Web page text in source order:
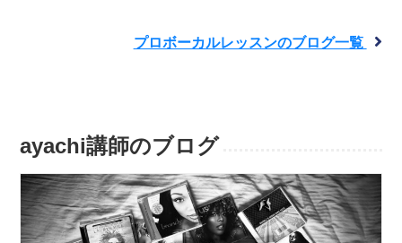
プロボーカルレッスンのブログ一覧
ayachi講師のブログ